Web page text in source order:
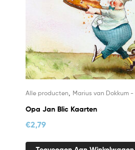
Alle producten Marius van Dokkum
Opa Jan Blic Kaarten
€2,79